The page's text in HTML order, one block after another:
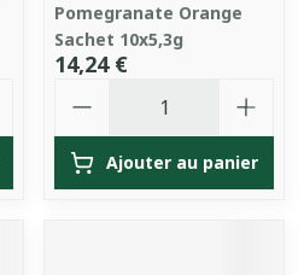
Pomegranate Orange
Sachet 10x5,3g
14,24 €
Ajouter au panier